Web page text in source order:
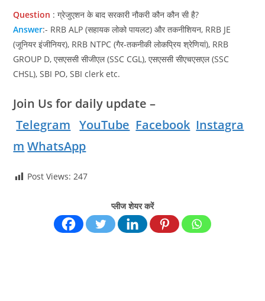
Question : ग्रेजुएशन के बाद सरकारी नौकरी कौन कौन सी है?
Answer:- RRB ALP (सहायक लोको पायलट) और तकनीशियन, RRB JE
(जूनियर इंजीनियर), RRB NTPC (गैर-तकनीकी लोकप्रिय श्रेणियां), RRB
GROUP D, एसएससी सीजीएल (SSC CGL), एसएससी सीएचएसएल (SSC
CHSL), SBI PO, SBI clerk etc.
Join Us for daily update –
Telegram
YouTube Facebook Instagra
m WhatsApp
Post Views: 247
प्लीज शेयर करें